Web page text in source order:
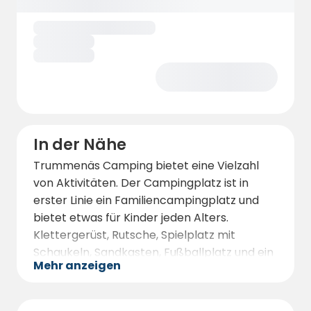
In der Nähe
Trummenäs Camping bietet eine Vielzahl
von Aktivitäten. Der Campingplatz ist in
erster Linie ein Familiencampingplatz und
bietet etwas für Kinder jeden Alters.
Klettergerüst, Rutsche, Spielplatz mit
Schaukeln, Sandkasten, Fußballplatz und ein
gepflegter Bouleplatz. Im Sommer und in der
Mehr anzeigen